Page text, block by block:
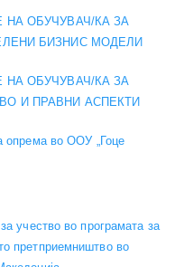
ОБУЧУВАЧ/КА ЗА
БИЗНИС МОДЕЛИ
ОБУЧУВАЧ/КА ЗА
И ПРАВНИ АСПЕКТИ
опрема во ООУ „Гоце
учество во програмата за
претприемништво во